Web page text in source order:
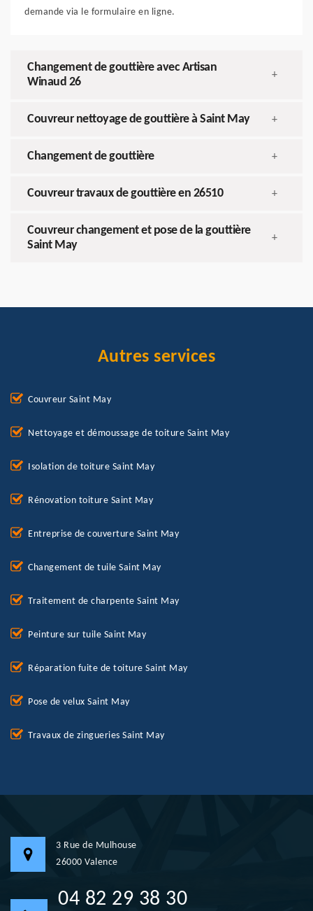
demande via le formulaire en ligne.
Changement de gouttière avec Artisan
Winaud 26
+
Couvreur nettoyage de gouttière à Saint May +
Changement de gouttière +
Couvreur travaux de gouttière en 26510 +
Couvreur changement et pose de la gouttière
Saint May
+
Autres services
Couvreur Saint May
Nettoyage et démoussage de toiture Saint May
Isolation de toiture Saint May
Rénovation toiture Saint May
Entreprise de couverture Saint May
Changement de tuile Saint May
Traitement de charpente Saint May
Peinture sur tuile Saint May
Réparation fuite de toiture Saint May
Pose de velux Saint May
Travaux de zingueries Saint May
3 Rue de Mulhouse
26000 Valence
04 82 29 38 30